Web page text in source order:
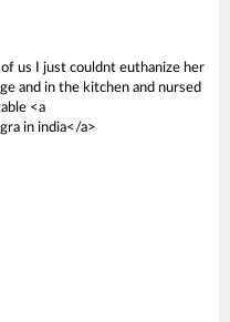
us I just couldnt euthanize her
and in the kitchen and nursed
<a
in india</a>